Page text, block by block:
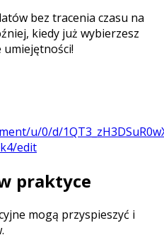
bez tracenia czasu na
kiedy już wybierzesz
u/0/d/
edit
praktyce
mogą przyspieszyć i